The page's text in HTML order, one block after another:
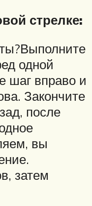
стрелке:
одной
шаг вправо и
Закончите
после
вы
затем